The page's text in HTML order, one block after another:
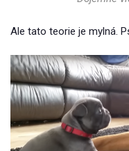
Ale tato teorie je mylná.